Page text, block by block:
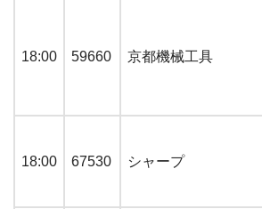
18:00 59660 京都機械工具
18:00 67530 シャープ